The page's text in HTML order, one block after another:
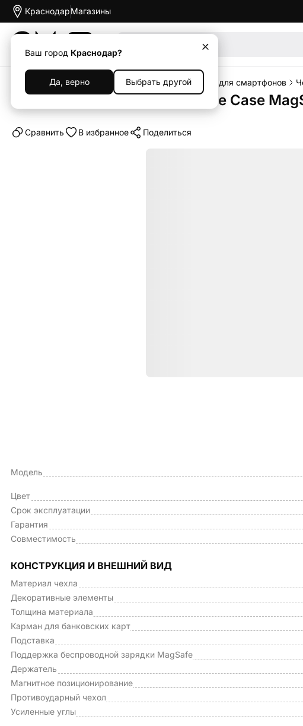
Краснодар
Ваш город Краснодар?
Да, верно Выбрать другой
Магазины
Каталог Аксессуары Чехлы Чехлы для смартфонов
Клип-кейс (накладка) Silicone Case
Cравнить В избранное Поделиться
Модель
Цвет
Срок эксплуатации
Гарантия
Совместимость
КОНСТРУКЦИЯ И ВНЕШНИЙ ВИД
Материал чехла
Декоративные элементы
Толщина материала
Карман для банковских карт
Подставка
Поддержка беспроводной зарядки MagSafe
Держатель
Магнитное позиционирование
Противоударный чехол
Усиленные углы